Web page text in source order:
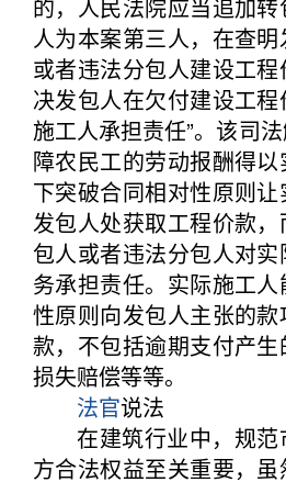
的，人民法院应当追加
人为本案第三人，在查
或者违法分包人建设工
决发包人在欠付建设工
施工人承担责任”。该司
障农民工的劳动报酬得
下突破合同相对性原则
发包人处获取工程价款
包人或者违法分包人对
务承担责任。实际施工
性原则向发包人主张的
款，不包括逾期支付产生
损失赔偿等等。
法官说法
在建筑行业中，规范
方合法权益至关重要，